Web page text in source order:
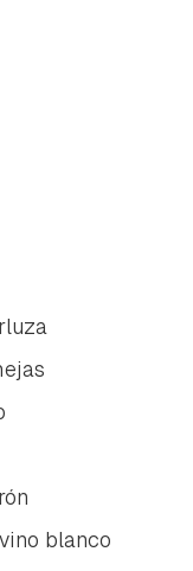
blanco